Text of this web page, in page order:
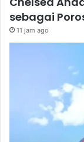
sebagai
11 jam ago